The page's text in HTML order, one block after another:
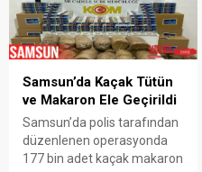
Samsun’un İlkadım ilçesine
bağlı Saitbey Mahallesi’nde
sabah saatlerinde meydana
geldi. Edinilen bilgiye göre,
Kemal F., taksicilerin
kendisini darp edip parasını
gasp ettiğini iddia ederek
112 Acil Çağrı...
Samsun’da Kaçak Tütün
ve Makaron Ele Geçirildi
Samsun’da polis tarafından
düzenlenen operasyonda
177 bin adet kaçak makaron